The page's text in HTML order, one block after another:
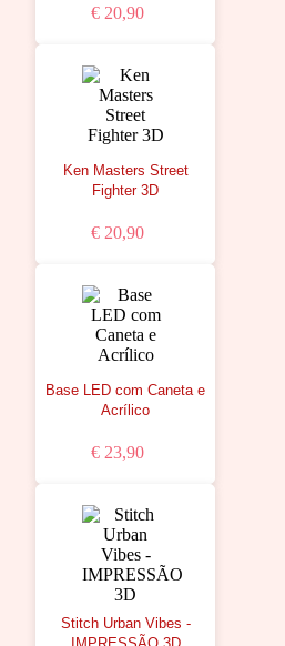
€ 20,90
Ken Masters Street
Fighter 3D
€ 20,90
Base LED com Caneta e
Acrílico
€ 23,90
Stitch Urban Vibes -